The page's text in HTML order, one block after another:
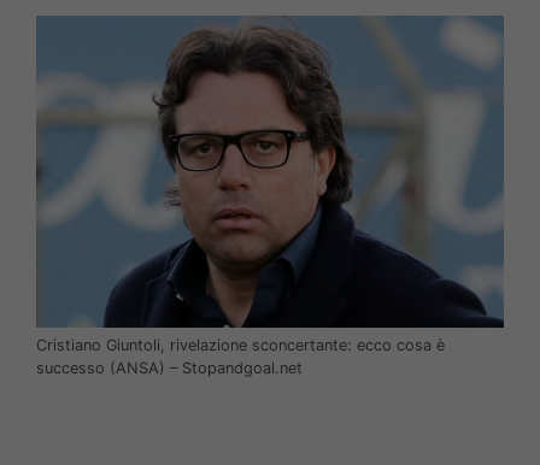
Cristiano Giuntoli, rivelazione sconcertante: ecco cosa è
successo (ANSA) – Stopandgoal.net